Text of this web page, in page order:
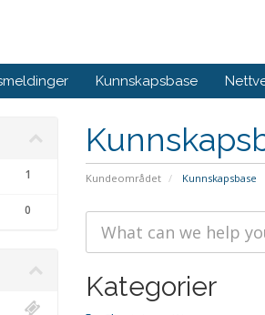
Kunnskapsbase
Kundeområdet Kunnskapsbase
1
0
Kategorier